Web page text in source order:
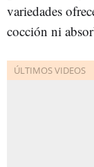
variedades
cocción ni